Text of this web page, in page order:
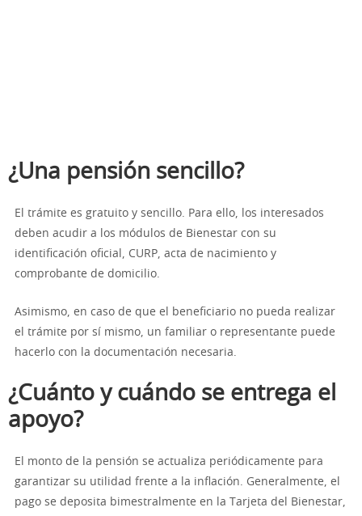
¿Una pensión sencillo?
El trámite es gratuito y sencillo. Para ello, los interesados
deben acudir a los módulos de Bienestar con su
identificación oficial, CURP, acta de nacimiento y
comprobante de domicilio.
Asimismo, en caso de que el beneficiario no pueda realizar
el trámite por sí mismo, un familiar o representante puede
hacerlo con la documentación necesaria.
¿Cuánto y cuándo se entrega el
apoyo?
El monto de la pensión se actualiza periódicamente para
garantizar su utilidad frente a la inflación. Generalmente, el
pago se deposita bimestralmente en la Tarjeta del Bienestar,